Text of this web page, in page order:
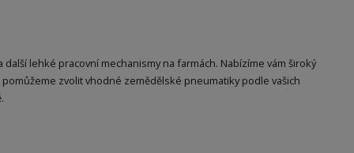
lehké pracovní mechanismy na farmách. Nabízíme vám široký
zvolit vhodné zemědělské pneumatiky podle vašich